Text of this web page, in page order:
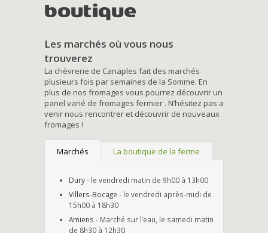
boutique
Les marchés où vous nous
trouverez
La chèvrerie de Canaples fait des marchés
plusieurs fois par semaines de la Somme. En
plus de nos fromages vous pourrez découvrir un
panel varié de fromages fermier . N’hésitez pas a
venir nous rencontrer et découvrir de nouveaux
fromages !
Marchés La boutique de la ferme
Dury- le vendredi matin de 9h00 à 13h00
Villers-Bocage - le vendredi après-midi de
15h00 à 18h30
Amiens - Marché sur l’eau, le samedi matin
de 8h30 à 12h30